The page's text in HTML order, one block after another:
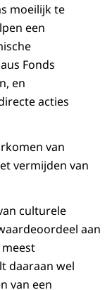
moeilijk te
een
Fonds
en
acties
van
vermijden van
culturele
aan
daaraan wel
van een